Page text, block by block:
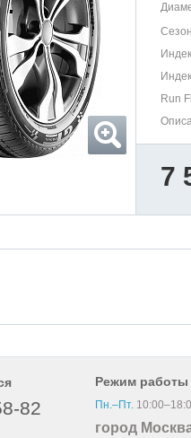
Сезон
Run
7
82
Режим работы
Пн.–Пт.
город